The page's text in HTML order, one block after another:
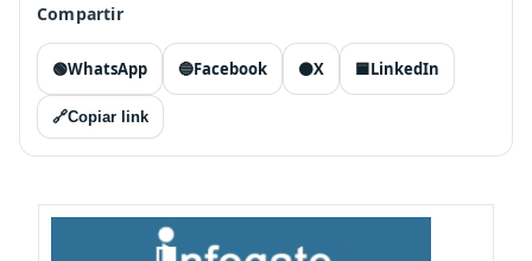
Compartir
🟢WhatsApp 🔵Facebook ⚫X 🟦LinkedIn
🔗Copiar link